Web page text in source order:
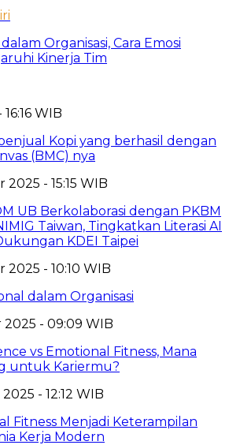
Organisasi, Cara Emosi
Kinerja Tim
WIB
Kopi yang berhasil dengan
(BMC) nya
2025 - 15:15 WIB
UB Berkolaborasi dengan PKBM
Taiwan, Tingkatkan Literasi AI
KDEI Taipei
- 10:10 WIB
dalam Organisasi
2025 - 09:09 WIB
vs Emotional Fitness, Mana
untuk Kariermu?
- 12:12 WIB
Fitness Menjadi Keterampilan
Kerja Modern